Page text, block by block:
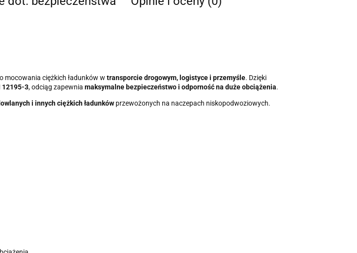
mocowania ciężkich ładunków w transporcie drogowym, logistyce i przemyśle. Dzięki
12195-3, odciąg zapewnia maksymalne bezpieczeństwo i odporność na duże obciążenia.
i innych ciężkich ładunków przewożonych na naczepach niskopodwoziowych.